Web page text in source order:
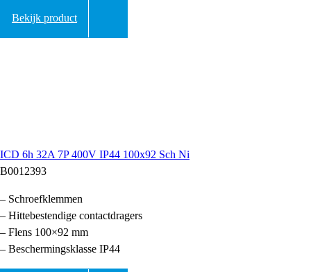
Bekijk product
ICD 6h 32A 7P 400V IP44 100x92 Sch Ni
B0012393
– Schroefklemmen
– Hittebestendige contactdragers
– Flens 100×92 mm
– Beschermingsklasse IP44